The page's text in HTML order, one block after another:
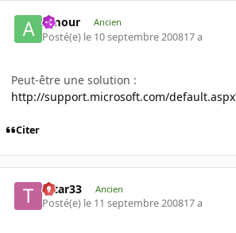
Amour Ancien
Posté(e) le 10 septembre 200817 a
Peut-être une solution :
http://support.microsoft.com/
Citer
tatar33 Ancien
Posté(e) le 11 septembre 200817 a